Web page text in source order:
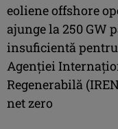
eoliene offshore
ajunge la 250 GW
insuficientă
Agenției
Regenerabilă
net zero